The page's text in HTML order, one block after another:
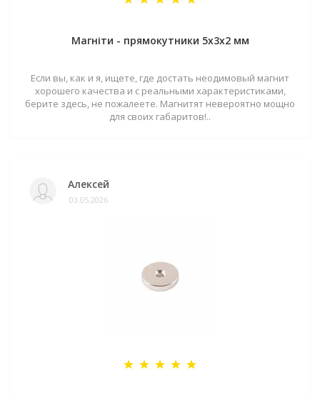
Магніти - прямокутники 5x3x2 мм
Если вы, как и я, ищете, где достать неодимовый магнит
хорошего качества и с реальными характеристиками,
берите здесь, не пожалеете. Магнитят невероятно мощно
для своих габаритов!..
Алексей
03.05.2026